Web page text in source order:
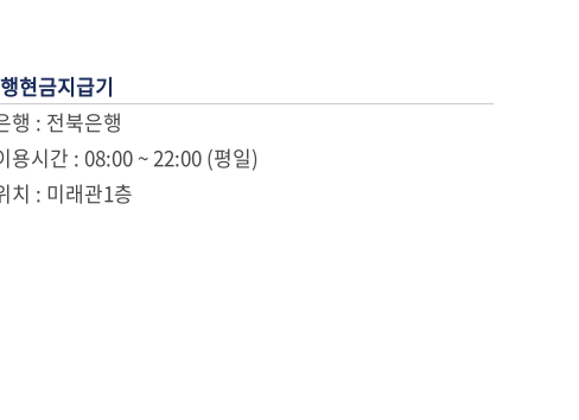
현금지급기
행 : 전북은행
용시간 : 08:00 ~ 22:00 (평일)
치 : 미래관1층